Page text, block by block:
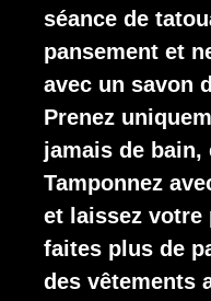
séance de
pansement et
avec un savon
Prenez
jamais de bain,
Tamponnez
et laissez votre
faites plus de
des vêtements